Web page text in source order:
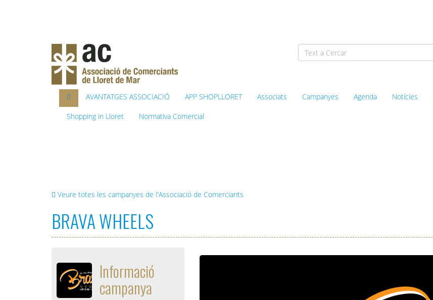
AVANTATGES ASSOCIACIÓ APP SHOPLLORET Associats Campanyes Agenda Notícies
Shopping in Lloret Normativa Comercial
Veure totes les campanyes de l'Associació de Comerciants
BRAVA WHEELS
Informació
campanya